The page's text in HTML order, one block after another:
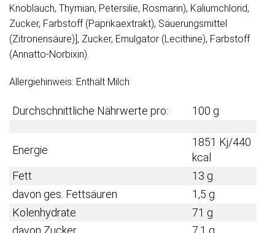
Knoblauch, Thymian, Petersilie, Rosmarin), Kaliumchlorid,
Zucker, Farbstoff (Paprikaextrakt), Säuerungsmittel
(Zitronensäure)], Zucker, Emulgator (Lecithine), Farbstoff
(Annatto-Norbixin).
Allergiehinweis: Enthält Milch
Durchschnittliche Nährwerte pro: 100 g
Energie
1851 Kj/440
kcal
Fett
13 g
davon ges. Fettsäuren
1,5 g
Kolenhydrate
71 g
davon Zucker
7,1 g